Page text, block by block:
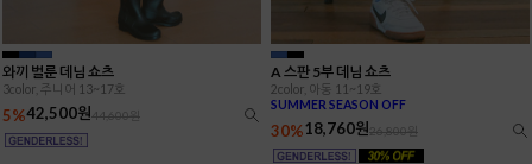
와끼 벌룬 데님 쇼츠
3color, 주니어 13~17호
5%42,500원44,600원
A 스판 5부 데님 쇼츠
2color, 아동 11~19호
SUMMER SEASON OFF
30%18,760원26,800원